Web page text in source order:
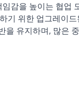
감을 높이는 협업
기 위한 업그레이
유지하며, 많은